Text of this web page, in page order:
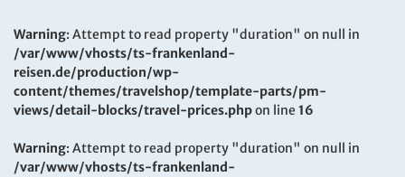
Warning: Attempt to read property "duration" on null in
/var/www/vhosts/ts-frankenland-
reisen.de/production/wp-
content/themes/travelshop/template-parts/pm-
views/detail-blocks/travel-prices.phpon line 16
Warning: Attempt to read property "duration" on null in
/var/www/vhosts/ts-frankenland-